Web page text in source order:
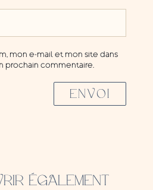
mon e-mail et mon site dans
prochain commentaire.
ENVOI
ÉGALEMENT